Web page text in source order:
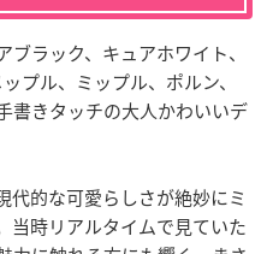
ラック、キュアホワイト、
プル、ミップル、ポルン、
書きタッチの大人かわいいデ
代的な可愛らしさが絶妙にミ
当時リアルタイムで見ていた